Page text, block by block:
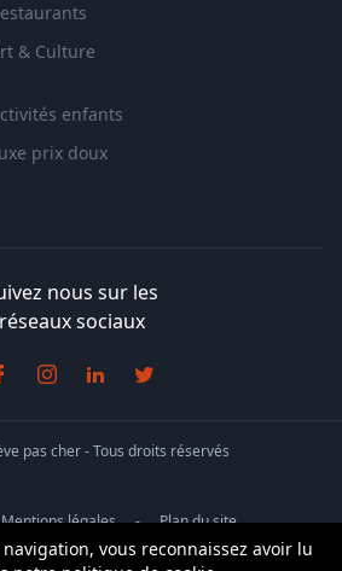
& Culture
enfants
prix doux
nous sur les
réseaux sociaux
pas cher - Tous droits réservés
Mentions légales
Plan du site
générales de vente
vous reconnaissez avoir lu